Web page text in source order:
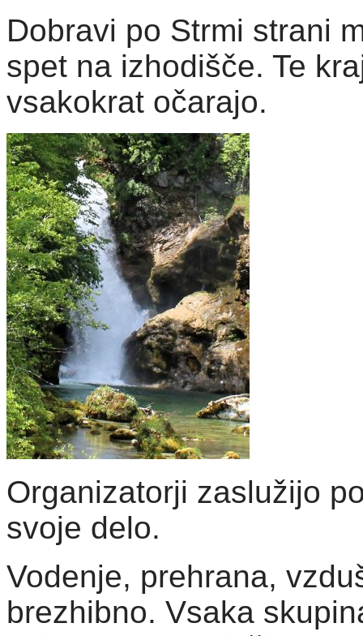
Dobravi po Strmi strani
spet na izhodišče. Te
vsakokrat očarajo.
Organizatorji zaslužijo
svoje delo.
Vodenje, prehrana,
brezhibno. Vsaka